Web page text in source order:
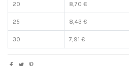
20 8,70 €
25 8,43 €
30 7,91 €